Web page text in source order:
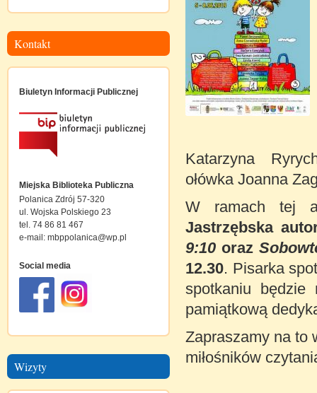
Kontakt
Biuletyn Informacji Publicznej
Miejska Biblioteka Publiczna
Polanica Zdrój 57-320
ul. Wojska Polskiego 23
tel. 74 86 81 467
e-mail: mbppolanica@wp.pl
Social media
Wizyty
Katarzyna
ołówka Joanna
W ramach tej
Jastrzębska
9:10 oraz
12.30. Pisarka
spotkaniu
pamiątkową
Zapraszamy na to
miłośników